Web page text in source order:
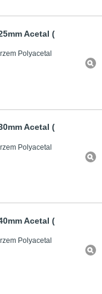
Acetal (
Polyacetal
Acetal (
Polyacetal
Acetal (
Polyacetal